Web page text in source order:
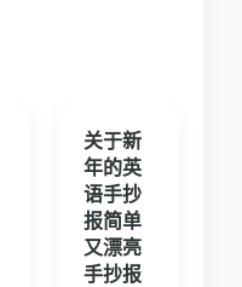
关于新
年的英
语手抄
报简单
又漂亮
手抄报